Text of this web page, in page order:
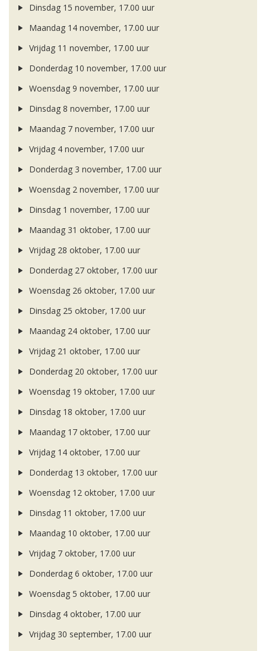
Dinsdag 15 november, 17.00 uur
Maandag 14 november, 17.00 uur
Vrijdag 11 november, 17.00 uur
Donderdag 10 november, 17.00 uur
Woensdag 9 november, 17.00 uur
Dinsdag 8 november, 17.00 uur
Maandag 7 november, 17.00 uur
Vrijdag 4 november, 17.00 uur
Donderdag 3 november, 17.00 uur
Woensdag 2 november, 17.00 uur
Dinsdag 1 november, 17.00 uur
Maandag 31 oktober, 17.00 uur
Vrijdag 28 oktober, 17.00 uur
Donderdag 27 oktober, 17.00 uur
Woensdag 26 oktober, 17.00 uur
Dinsdag 25 oktober, 17.00 uur
Maandag 24 oktober, 17.00 uur
Vrijdag 21 oktober, 17.00 uur
Donderdag 20 oktober, 17.00 uur
Woensdag 19 oktober, 17.00 uur
Dinsdag 18 oktober, 17.00 uur
Maandag 17 oktober, 17.00 uur
Vrijdag 14 oktober, 17.00 uur
Donderdag 13 oktober, 17.00 uur
Woensdag 12 oktober, 17.00 uur
Dinsdag 11 oktober, 17.00 uur
Maandag 10 oktober, 17.00 uur
Vrijdag 7 oktober, 17.00 uur
Donderdag 6 oktober, 17.00 uur
Woensdag 5 oktober, 17.00 uur
Dinsdag 4 oktober, 17.00 uur
Vrijdag 30 september, 17.00 uur